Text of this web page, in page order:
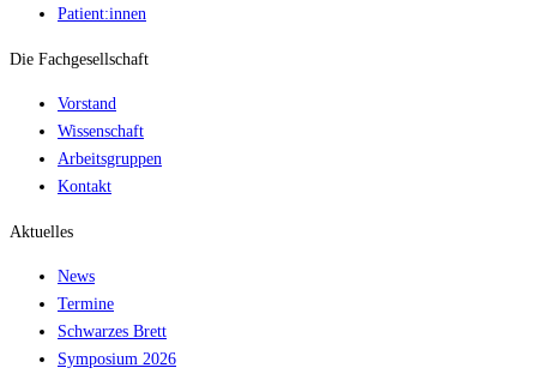
Patient:innen
Die Fachgesellschaft
Vorstand
Wissenschaft
Arbeitsgruppen
Kontakt
Aktuelles
News
Termine
Schwarzes Brett
Symposium 2026